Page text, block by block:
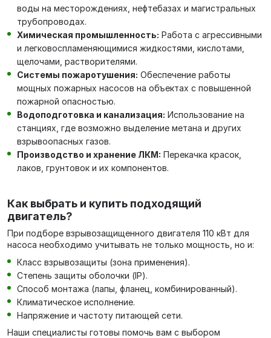
воды на месторождениях, нефтебазах и магистральных
трубопроводах.
Химическая промышленность: Работа с агрессивными
и легковоспламеняющимися жидкостями, кислотами,
щелочами, растворителями.
Системы пожаротушения: Обеспечение работы
мощных пожарных насосов на объектах с повышенной
пожарной опасностью.
Водоподготовка и канализация: Использование на
станциях, где возможно выделение метана и других
взрывоопасных газов.
Производство и хранение ЛКМ: Перекачка красок,
лаков, грунтовок и их компонентов.
Как выбрать и купить подходящий
двигатель?
При подборе взрывозащищенного двигателя 110 кВт для
насоса необходимо учитывать не только мощность, но и:
Класс взрывозащиты (зона применения).
Степень защиты оболочки (IP).
Способ монтажа (лапы, фланец, комбинированный).
Климатическое исполнение.
Напряжение и частоту питающей сети.
Наши специалисты готовы помочь вам с выбором